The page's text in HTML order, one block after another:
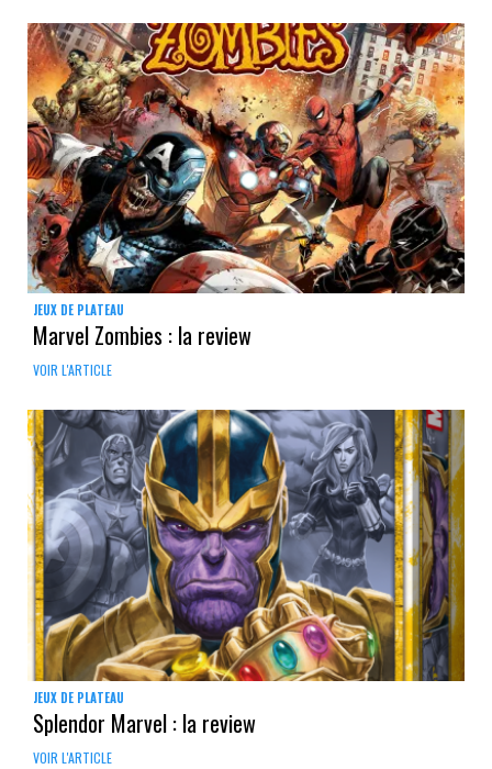
JEUX DE PLATEAU
Marvel Zombies : la review
VOIR L'ARTICLE
JEUX DE PLATEAU
Splendor Marvel : la review
VOIR L'ARTICLE